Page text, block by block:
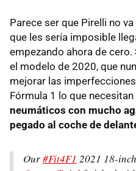
Parece ser que Pirelli no
que les sería imposible
empezando ahora de
el modelo de 2020, que
mejorar las
Fórmula 1 lo que
neumáticos con mucho
pegado al coche de
Our#Fit4F1 2021 18-